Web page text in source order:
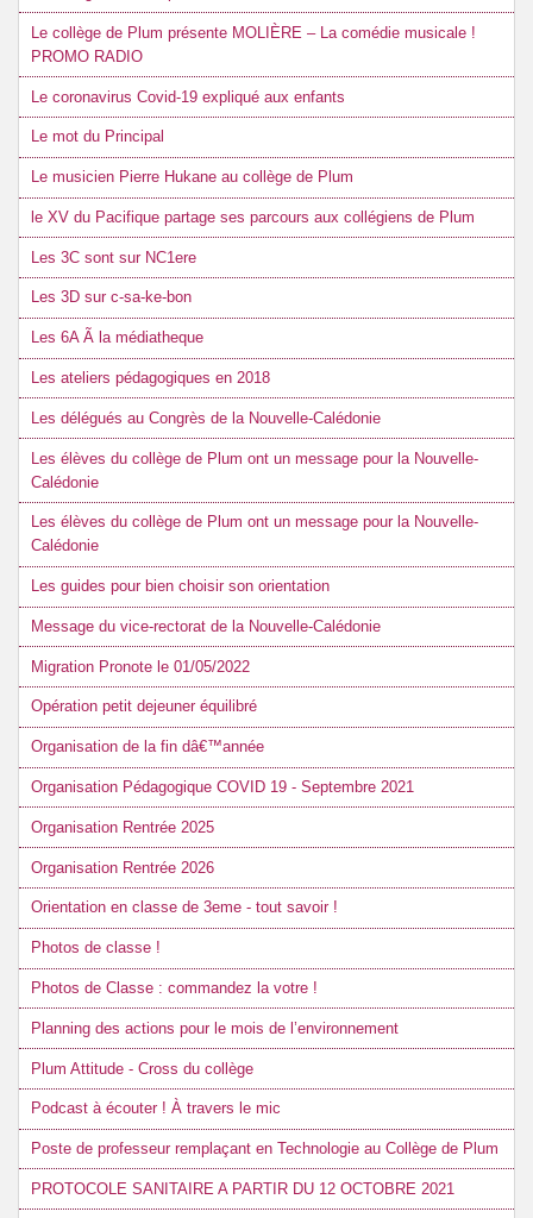
Le collège de Plum présente MOLIÈRE – La comédie musicale !
PROMO RADIO
Le coronavirus Covid-19 expliqué aux enfants
Le mot du Principal
Le musicien Pierre Hukane au collège de Plum
le XV du Pacifique partage ses parcours aux collégiens de Plum
Les 3C sont sur NC1ere
Les 3D sur c-sa-ke-bon
Les 6A Ã la médiatheque
Les ateliers pédagogiques en 2018
Les délégués au Congrès de la Nouvelle-Calédonie
Les élèves du collège de Plum ont un message pour la Nouvelle-
Calédonie
Les élèves du collège de Plum ont un message pour la Nouvelle-
Calédonie
Les guides pour bien choisir son orientation
Message du vice-rectorat de la Nouvelle-Calédonie
Migration Pronote le 01/05/2022
Opération petit dejeuner équilibré
Organisation de la fin dâ€™année
Organisation Pédagogique COVID 19 - Septembre 2021
Organisation Rentrée 2025
Organisation Rentrée 2026
Orientation en classe de 3eme - tout savoir !
Photos de classe !
Photos de Classe : commandez la votre !
Planning des actions pour le mois de l’environnement
Plum Attitude - Cross du collège
Podcast à écouter ! À travers le mic
Poste de professeur remplaçant en Technologie au Collège de Plum
PROTOCOLE SANITAIRE A PARTIR DU 12 OCTOBRE 2021